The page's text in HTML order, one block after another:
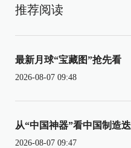
推荐阅读
最新月球“宝藏图”抢先看
2026-08-07 09:48
从“中国神器”看中国制造
2026-08-07 09:47